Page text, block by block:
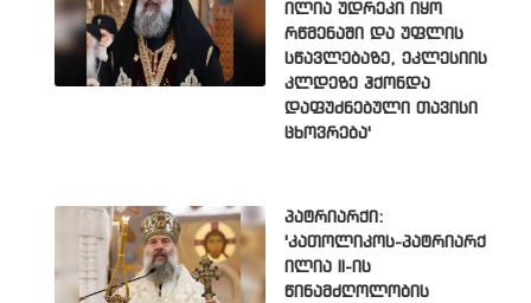
ილია უდრეკი იყო
რწმენაში და უფლის
სწავლებაზე, ეკლესიის
კლდეზე ჰქონდა
დაფუძნებული თავისი
ცხოვრება'
პატრიარქი:
'კათოლიკოს-პატრიარქ
ილია II-ის
წინამძღოლობის